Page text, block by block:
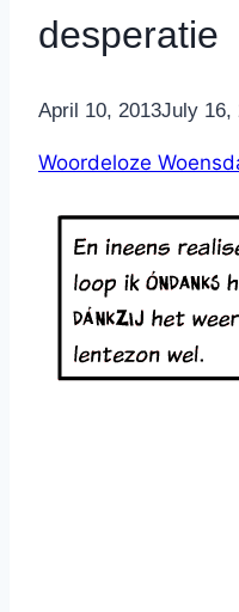
desperatie
ByNicole
April 10, 2013July 16,
Woordeloze